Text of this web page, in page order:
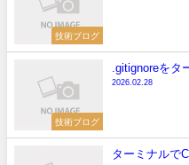
技術ブログ
技術ブログ
.gitignoreをタ
2026.02.28
ターミナルで